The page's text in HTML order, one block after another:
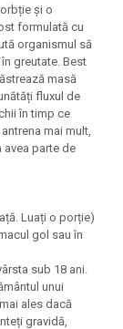
și o
formulată cu
organismul să
greutate. Best
masă
fluxul de
în timp ce
mai mult,
avea parte de
Luați o porție)
gol sau în
sub 18 ani.
unui
ales dacă
gravidă,